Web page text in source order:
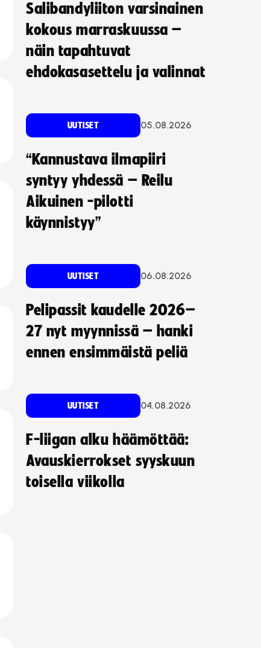
Salibandyliiton varsinainen
kokous marraskuussa –
näin tapahtuvat
ehdokasasettelu ja valinnat
UUTISET 05.08.2026
“Kannustava ilmapiiri
syntyy yhdessä – Reilu
Aikuinen -pilotti
käynnistyy”
UUTISET 06.08.2026
Pelipassit kaudelle 2026–
27 nyt myynnissä – hanki
ennen ensimmäistä peliä
UUTISET 04.08.2026
F-liigan alku häämöttää:
Avauskierrokset syyskuun
toisella viikolla